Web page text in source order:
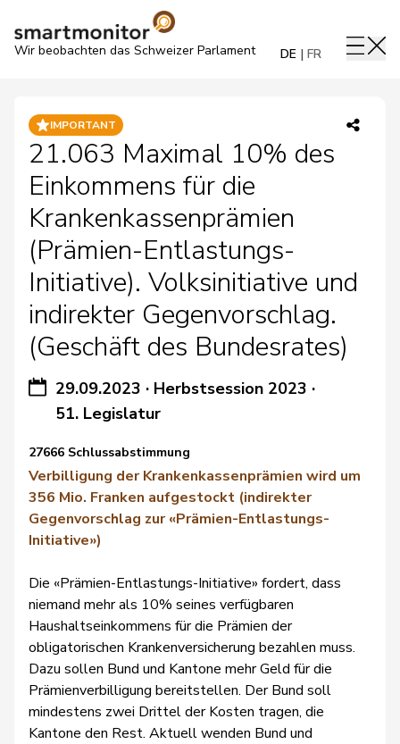
Wir beobachten das Schweizer Parlament DE FR
IMPORTANT
21.063 Maximal 10% des
Einkommens für die
Krankenkassenprämien
(Prämien-Entlastungs-
Initiative). Volksinitiative und
indirekter Gegenvorschlag.
(Geschäft des Bundesrates)
29.09.2023 · Herbstsession 2023 ·
51. Legislatur
27666 Schlussabstimmung
Verbilligung der Krankenkassenprämien wird um
356 Mio. Franken aufgestockt (indirekter
Gegenvorschlag zur «Prämien-Entlastungs-
Initiative»)
Die «Prämien-Entlastungs-Initiative» fordert, dass
niemand mehr als 10% seines verfügbaren
Haushaltseinkommens für die Prämien der
obligatorischen Krankenversicherung bezahlen muss.
Dazu sollen Bund und Kantone mehr Geld für die
Prämienverbilligung bereitstellen. Der Bund soll
mindestens zwei Drittel der Kosten tragen, die
Kantone den Rest. Aktuell wenden Bund und